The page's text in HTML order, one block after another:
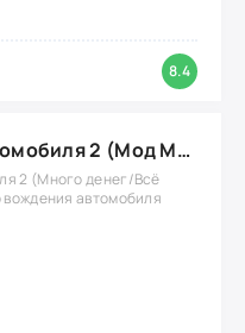
8.4
Симулятор Автомобиля 2 (Мод Много денег/Всё открыто)
2 (Много денег/Всё
автомобиля